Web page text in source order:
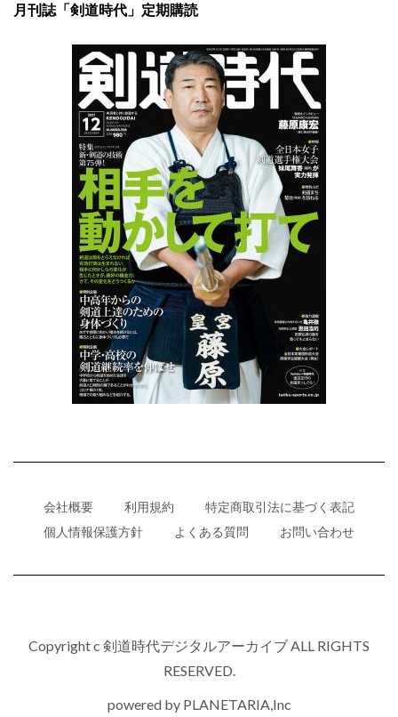
月刊誌「剣道時代」定期購読
会社概要 利用規約
特定商取引法に基づく表記
個人情報保護方針
よくある質問 お問い合わせ
Copyright c 剣道時代デジタルアーカイブ ALL RIGHTS
RESERVED.
powered by PLANETARIA,Inc